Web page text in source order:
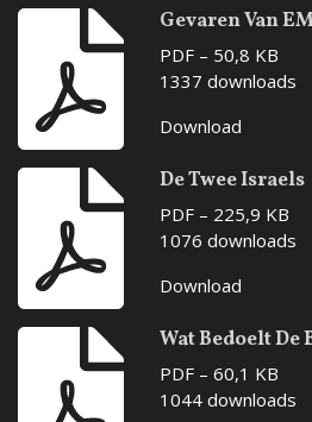
Gevaren Van
PDF – 50,8 KB
1337 downloads
Download
De Twee Israels
PDF – 225,9 KB
1076 downloads
Download
Wat Bedoelt De
PDF – 60,1 KB
1044 downloads